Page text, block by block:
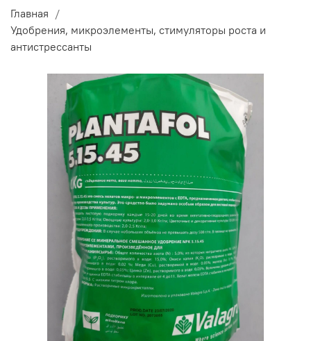
Главная
Удобрения, микроэлементы, стимуляторы роста и
антистрессанты